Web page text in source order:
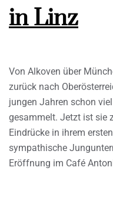
in Linz
Von Alkoven über
zurück nach
jungen Jahren schon
gesammelt. Jetzt ist sie
Eindrücke in ihrem
sympathische
Eröffnung im Café